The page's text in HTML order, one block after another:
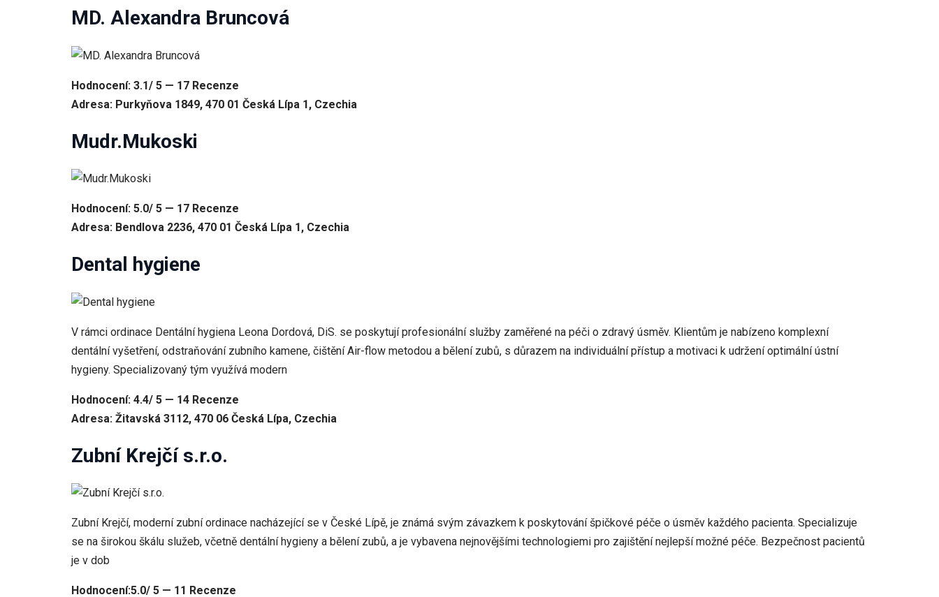
MD. Alexandra Bruncová
Hodnocení: 3.1/ 5 — 17 Recenze
Adresa: Purkyňova 1849, 470 01 Česká Lípa 1, Czechia
Mudr.Mukoski
Hodnocení: 5.0/ 5 — 17 Recenze
Adresa: Bendlova 2236, 470 01 Česká Lípa 1, Czechia
Dental hygiene
V rámci ordinace Dentální hygiena Leona Dordová, DiS. se poskytují profesionální služby zaměřené na péči o zdravý úsměv. Klientům je nabízeno komplexní
dentální vyšetření, odstraňování zubního kamene, čištění Air-flow metodou a bělení zubů, s důrazem na individuální přístup a motivaci k udržení optimální ústní
hygieny. Specializovaný tým využívá modern
Hodnocení: 4.4/ 5 — 14 Recenze
Adresa: Žitavská 3112, 470 06 Česká Lípa, Czechia
Zubní Krejčí s.r.o.
Zubní Krejčí, moderní zubní ordinace nacházející se v České Lípě, je známá svým závazkem k poskytování špičkové péče o úsměv každého pacienta. Specializuje
se na širokou škálu služeb, včetně dentální hygieny a bělení zubů, a je vybavena nejnovějšími technologiemi pro zajištění nejlepší možné péče. Bezpečnost pacientů
je v dob
Hodnocení:5.0/ 5 — 11 Recenze